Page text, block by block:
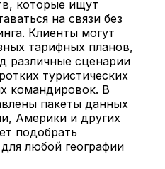
которые ищут
на связи без
Клиенты могут
тарифных планов,
различные сценарии
туристических
командировок. В
пакеты данных
Америки и других
подобрать
любой географии